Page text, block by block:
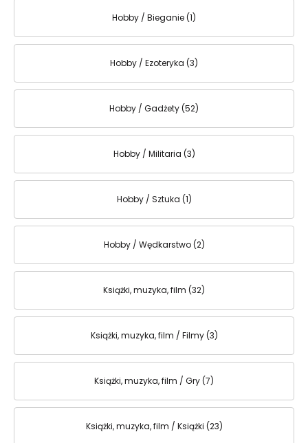
Hobby / Bieganie (1)
Hobby / Ezoteryka (3)
Hobby / Gadżety (52)
Hobby / Militaria (3)
Hobby / Sztuka (1)
Hobby / Wędkarstwo (2)
Książki, muzyka, film (32)
Książki, muzyka, film / Filmy (3)
Książki, muzyka, film / Gry (7)
Książki, muzyka, film / Książki (23)